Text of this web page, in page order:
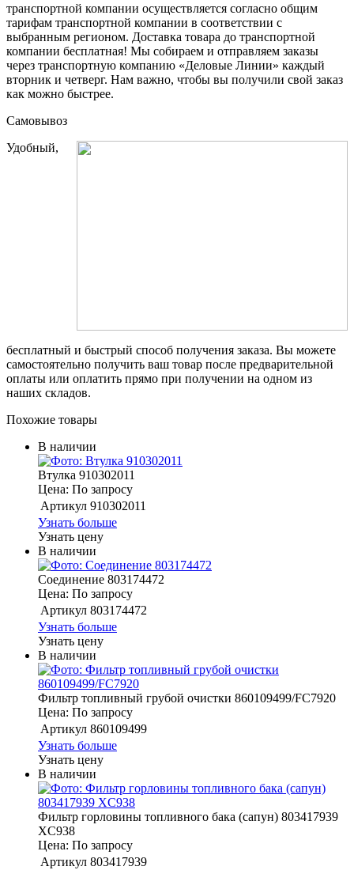
транспортной компании осуществляется согласно общим
тарифам транспортной компании в соответствии с
выбранным регионом. Доставка товара до транспортной
компании бесплатная! Мы собираем и отправляем заказы
через транспортную компанию «Деловые Линии» каждый
вторник и четверг. Нам важно, чтобы вы получили свой заказ
как можно быстрее.
Самовывоз
Удобный,
бесплатный и быстрый способ получения заказа. Вы можете
самостоятельно получить ваш товар после предварительной
оплаты или оплатить прямо при получении на одном из
наших складов.
Похожие товары
В наличии
Втулка 910302011
Цена: По запросу
Артикул 910302011
Узнать больше
Узнать цену
В наличии
Соединение 803174472
Цена: По запросу
Артикул 803174472
Узнать больше
Узнать цену
В наличии
Фильтр топливный грубой очистки 860109499/FC7920
Цена: По запросу
Артикул 860109499
Узнать больше
Узнать цену
В наличии
Фильтр горловины топливного бака (сапун) 803417939
XC938
Цена: По запросу
Артикул 803417939